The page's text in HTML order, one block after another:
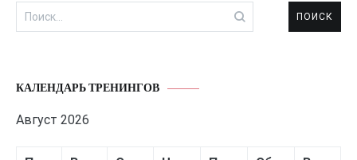
Найти:
КАЛЕНДАРЬ ТРЕНИНГОВ
Август 2026